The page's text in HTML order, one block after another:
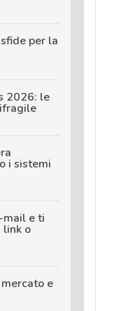
per la
2026: le
i sistemi
mail e ti
link o
e